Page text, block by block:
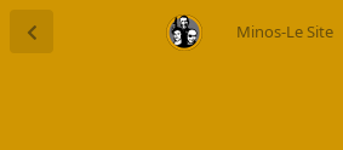
Minos-Le Site